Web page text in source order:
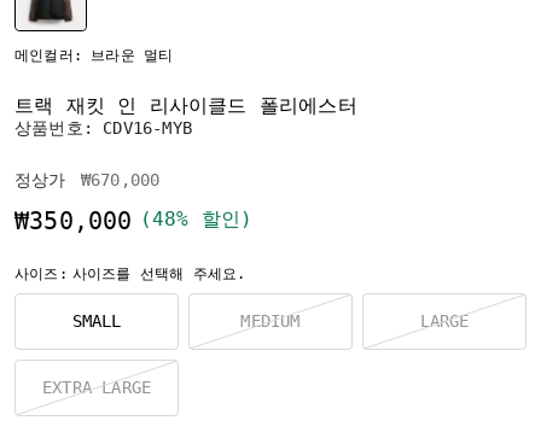
메인컬러: 브라운 멀티
트랙 재킷 인 리사이클드 폴리에스터
상품번호: CDV16-MYB
정상가 가격 인하 전
₩670,000인하됨
₩350,000 (48% 할인)
사이즈: 사이즈를 선택해 주세요.
SMALL MEDIUM LARGE
EXTRA LARGE